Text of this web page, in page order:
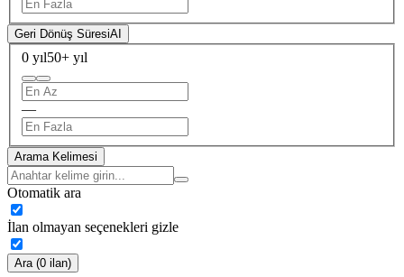
Geri Dönüş SüresiAI
0 yıl50+ yıl
—
Arama Kelimesi
Otomatik ara
İlan olmayan seçenekleri gizle
Ara (0 ilan)